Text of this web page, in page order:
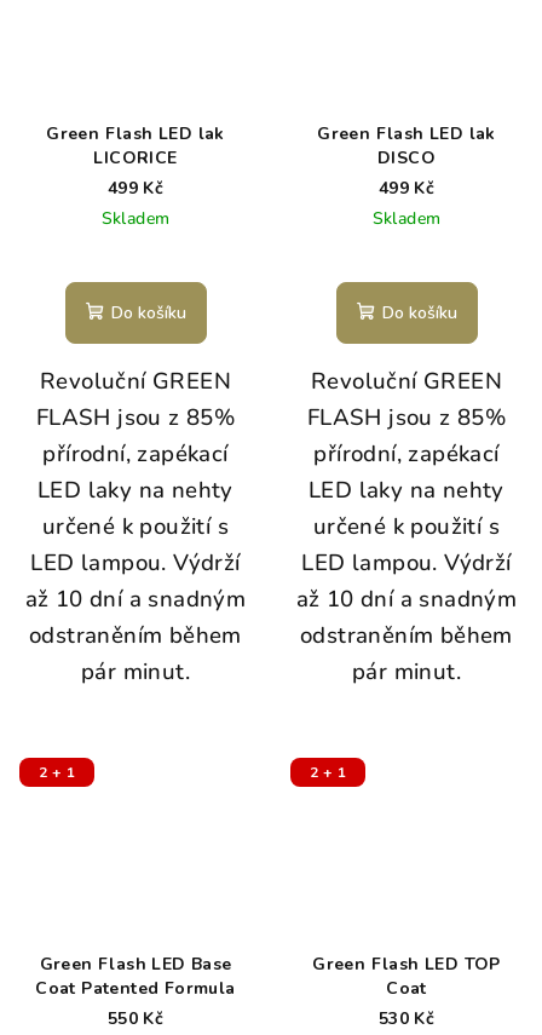
Green Flash LED lak
LICORICE
499 Kč
Skladem
Do košíku
Revoluční GREEN
FLASH jsou z 85%
přírodní, zapékací
LED laky na nehty
určené k použití s
LED lampou. Výdrží
až 10 dní a snadným
odstraněním během
pár minut.
Green Flash LED lak
DISCO
499 Kč
Skladem
Do košíku
Revoluční GREEN
FLASH jsou z 85%
přírodní, zapékací
LED laky na nehty
určené k použití s
LED lampou. Výdrží
až 10 dní a snadným
odstraněním během
pár minut.
2 + 1
Green Flash LED Base
Coat Patented Formula
550 Kč
2 + 1
Green Flash LED TOP
Coat
530 Kč